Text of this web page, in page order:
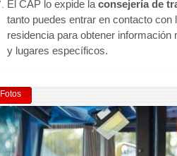
El CAP lo expide laconsejería de
tanto puedes entrar en contacto
residencia para obtener
y lugares específicos.
Fotos